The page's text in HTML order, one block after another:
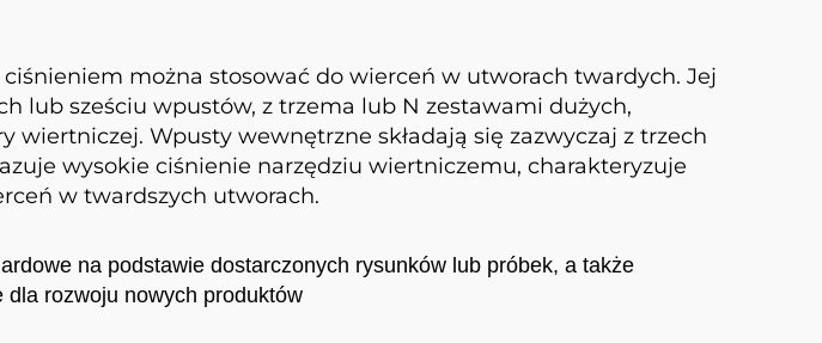
można stosować do wierceń w utworach twardych. Jej
lub sześciu wpustów, z trzema lub N zestawami dużych,
Wpusty wewnętrzne składają się zazwyczaj z trzech
wysokie ciśnienie narzędziu wiertniczemu, charakteryzuje
w twardszych utworach.
na podstawie dostarczonych rysunków lub próbek, a także
rozwoju nowych produktów